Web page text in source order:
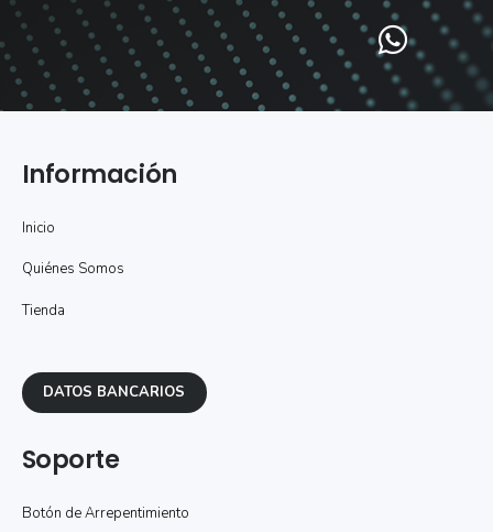
Información
Inicio
Quiénes Somos
Tienda
DATOS BANCARIOS
Soporte
Botón de Arrepentimiento